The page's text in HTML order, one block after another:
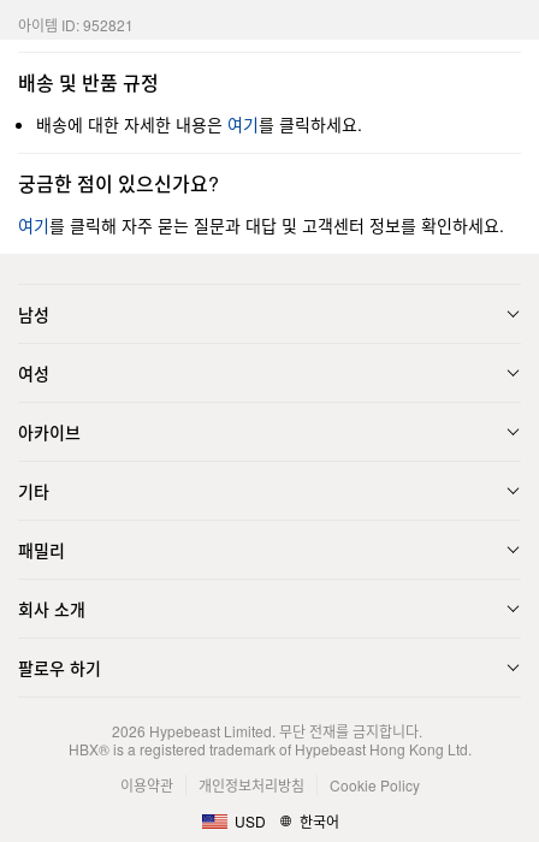
아이템 ID: 952821
배송 및 반품 규정
배송에 대한 자세한 내용은 여기를 클릭하세요.
궁금한 점이 있으신가요?
여기를 클릭해 자주 묻는 질문과 대답 및 고객센터 정보를 확인하세요.
남성
여성
아카이브
기타
패밀리
회사 소개
팔로우 하기
2026 Hypebeast Limited. 무단 전재를 금지합니다.
HBX® is a registered trademark of Hypebeast Hong Kong Ltd.
이용약관
개인정보처리방침
Cookie Policy
USD
한국어